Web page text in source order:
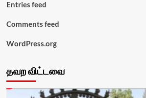
Entries feed
Comments feed
WordPress.org
தவற விட்டவை